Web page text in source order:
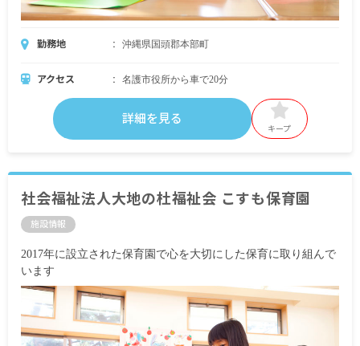
勤務地 沖縄県国頭郡本部町
アクセス 名護市役所から車で20分
詳細を見る
キープ
社会福祉法人大地の杜福祉会 こすも保育園
施設情報
2017年に設立された保育園で心を大切にした保育に取り組んで
います